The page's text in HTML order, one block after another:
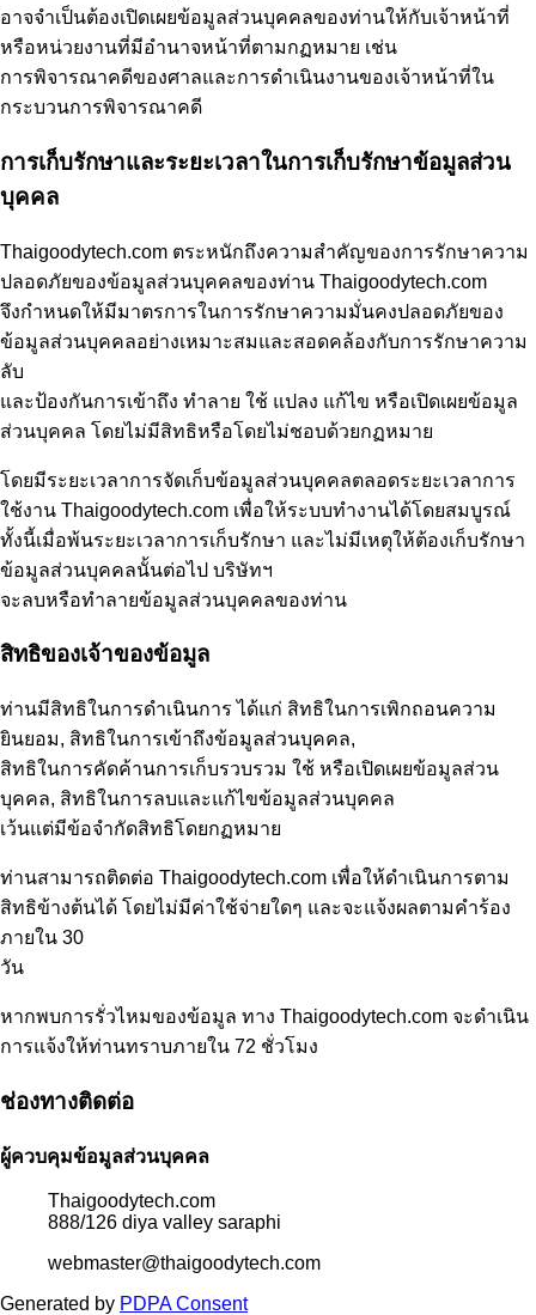
อาจจำเป็นต้องเปิดเผยข้อมูลส่วนบุคคลของท่านให้กับเจ้าหน้าที่
หรือหน่วยงานที่มีอำนาจหน้าที่ตามกฏหมาย เช่น
การพิจารณาคดีของศาลและการดำเนินงานของเจ้าหน้าที่ใน
กระบวนการพิจารณาคดี
การเก็บรักษาและระยะเวลาในการเก็บรักษาข้อมูลส่วน
บุคคล
Thaigoodytech.com ตระหนักถึงความสำคัญของการรักษาความ
ปลอดภัยของข้อมูลส่วนบุคคลของท่าน Thaigoodytech.com
จึงกำหนดให้มีมาตรการในการรักษาความมั่นคงปลอดภัยของ
ข้อมูลส่วนบุคคลอย่างเหมาะสมและสอดคล้องกับการรักษาความ
ลับ
และป้องกันการเข้าถึง ทำลาย ใช้ แปลง แก้ไข หรือเปิดเผยข้อมูล
ส่วนบุคคล โดยไม่มีสิทธิหรือโดยไม่ชอบด้วยกฏหมาย
โดยมีระยะเวลาการจัดเก็บข้อมูลส่วนบุคคลตลอดระยะเวลาการ
ใช้งาน Thaigoodytech.com เพื่อให้ระบบทำงานได้โดยสมบูรณ์
ทั้งนี้เมื่อพ้นระยะเวลาการเก็บรักษา และไม่มีเหตุให้ต้องเก็บรักษา
ข้อมูลส่วนบุคคลนั้นต่อไป บริษัทฯ
จะลบหรือทำลายข้อมูลส่วนบุคคลของท่าน
สิทธิของเจ้าของข้อมูล
ท่านมีสิทธิในการดำเนินการ ได้แก่ สิทธิในการเพิกถอนความ
ยินยอม, สิทธิในการเข้าถึงข้อมูลส่วนบุคคล,
สิทธิในการคัดค้านการเก็บรวบรวม ใช้ หรือเปิดเผยข้อมูลส่วน
บุคคล, สิทธิในการลบและแก้ไขข้อมูลส่วนบุคคล
เว้นแต่มีข้อจำกัดสิทธิโดยกฏหมาย
ท่านสามารถติดต่อ Thaigoodytech.com เพื่อให้ดำเนินการตาม
สิทธิข้างต้นได้ โดยไม่มีค่าใช้จ่ายใดๆ และจะแจ้งผลตามคำร้อง
ภายใน 30
วัน
หากพบการรั่วไหมของข้อมูล ทาง Thaigoodytech.com จะดำเนิน
การแจ้งให้ท่านทราบภายใน 72 ชั่วโมง
ช่องทางติดต่อ
ผู้ควบคุมข้อมูลส่วนบุคคล
Thaigoodytech.com
888/126 diya valley saraphi
webmaster@thaigoodytech.com
Generated by PDPA Consent